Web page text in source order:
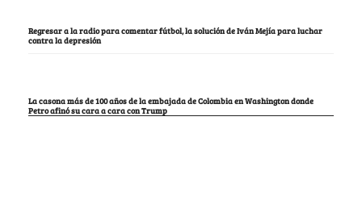
Regresar a la radio para comentar fútbol, la solución de Iván Mejía para luchar
contra la depresión
La casona más de 100 años de la embajada de Colombia en Washington donde
Petro afinó su cara a cara con Trump